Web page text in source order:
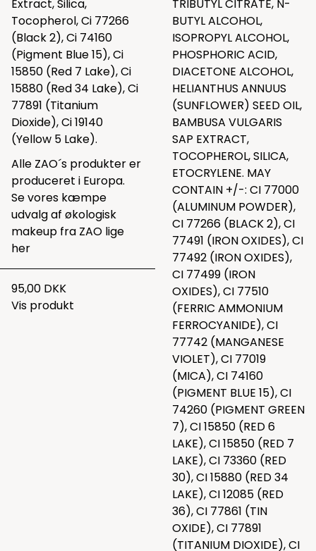
Extract, Silica,
Tocopherol, Ci 77266
(Black 2), Ci 74160
(Pigment Blue 15), Ci
15850 (Red 7 Lake), Ci
15880 (Red 34 Lake), Ci
77891 (Titanium
Dioxide), Ci 19140
(Yellow 5 Lake).
Alle ZAO´s produkter er
produceret i Europa.
Se vores kæmpe
udvalg af økologisk
makeup fra ZAO lige
her
95,00 DKK
Vis produkt
TRIBUTYL CITRATE, N-
BUTYL ALCOHOL,
ISOPROPYL ALCOHOL,
PHOSPHORIC ACID,
DIACETONE ALCOHOL,
HELIANTHUS ANNUUS
(SUNFLOWER) SEED OIL,
BAMBUSA VULGARIS
SAP EXTRACT,
TOCOPHEROL, SILICA,
ETOCRYLENE. MAY
CONTAIN +/-: CI 77000
(ALUMINUM POWDER),
CI 77266 (BLACK 2), CI
77491 (IRON OXIDES), CI
77492 (IRON OXIDES),
CI 77499 (IRON
OXIDES), CI 77510
(FERRIC AMMONIUM
FERROCYANIDE), CI
77742 (MANGANESE
VIOLET), CI 77019
(MICA), CI 74160
(PIGMENT BLUE 15), CI
74260 (PIGMENT GREEN
7), CI 15850 (RED 6
LAKE), CI 15850 (RED 7
LAKE), CI 73360 (RED
30), CI 15880 (RED 34
LAKE), CI 12085 (RED
36), CI 77861 (TIN
OXIDE), CI 77891
(TITANIUM DIOXIDE), CI